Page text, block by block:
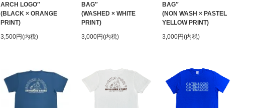
ARCH LOGO″
(BLACK × ORANGE
PRINT)
3,500円(内税)
BAG″
(WASHED × WHITE
PRINT)
3,000円(内税)
BAG″
(NON WASH × PASTEL
YELLOW PRINT)
3,000円(内税)